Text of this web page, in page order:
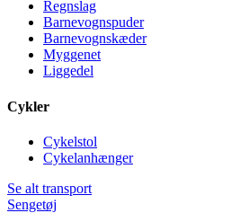
Regnslag
Barnevognspuder
Barnevognskæder
Myggenet
Liggedel
Cykler
Cykelstol
Cykelanhænger
Se alt transport
Sengetøj